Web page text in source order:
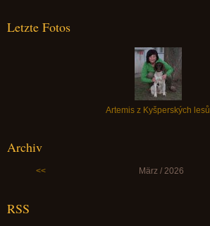
Letzte Fotos
Artemis z Kyšperských lesů
Archiv
<< März / 2026
RSS